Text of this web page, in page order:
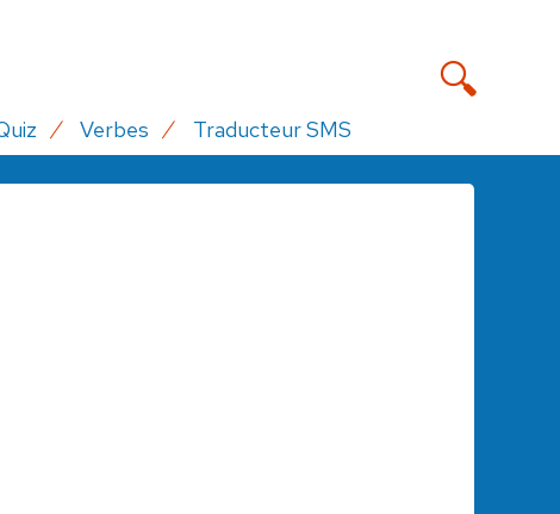
Verbes Traducteur SMS